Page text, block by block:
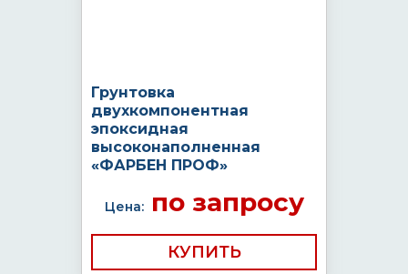
Грунтовка
двухкомпонентная
эпоксидная
высоконаполненная
«ФАРБЕН ПРОФ»
Цена:по запросу
КУПИТЬ